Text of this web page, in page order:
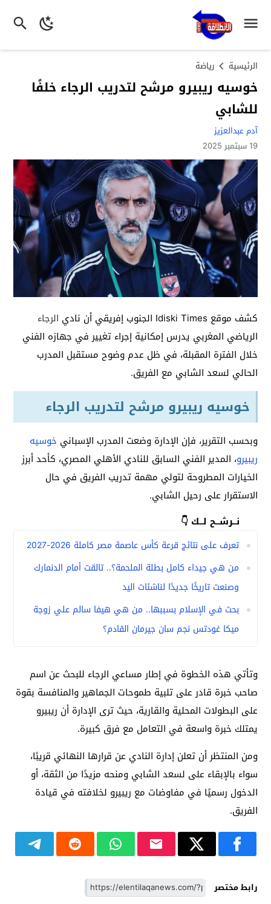
الرئيسية رياضة
خوسيه ريبيرو مرشح لتدريب الرجاء خلفًا
للشابي
آدم عبدالعزيز
19 سبتمبر 2025
كشف موقع Idiski Times الجنوب إفريقي أن نادي
الرجاء
الرياضي المغربي يدرس إمكانية إجراء تغيير في جهازه الفني
خلال الفترة المقبلة، في ظل عدم وضوح مستقبل المدرب
الحالي لسعد الشابي مع الفريق.
خوسيه ريبيرو مرشح لتدريب الرجاء
وبحسب التقرير، فإن الإدارة وضعت المدرب الإسباني خوسيه
ريبيرو، المدير الفني السابق للنادي الأهلي المصري، كأحد أبرز
الخيارات المطروحة لتولي مهمة تدريب الفريق في حال
الاستقرار على رحيل الشابي.
نــرشــح لــك 👇
تعرف على نتائج قرعة كأس عاصمة مصر كاملة 2026-2027
من هي جيداء كامل بطلة الملحمة؟.. تالقت أمام الدنمارك
وصنعت تاريخًا جديدًا لناشئات اليد
بحث في الإسلام بسببها.. من هي هيفا سالم علي زوجة
ميكا غودتس نجم سان جيرمان القادم؟
وتأتي هذه الخطوة في إطار مساعي الرجاء للبحث عن اسم
صاحب خبرة قادر على تلبية طموحات الجماهير والمنافسة بقوة
على البطولات المحلية والقارية، حيث ترى الإدارة أن ريبيرو
يمتلك خبرة واسعة في التعامل مع فرق كبيرة.
ومن المنتظر أن تعلن إدارة النادي عن قرارها النهائي قريبًا،
سواء بالإبقاء على لسعد الشابي ومنحه مزيدًا من الثقة، أو
الدخول رسميًا في مفاوضات مع ريبيرو لخلافته في قيادة
الفريق.
رابط مختصر